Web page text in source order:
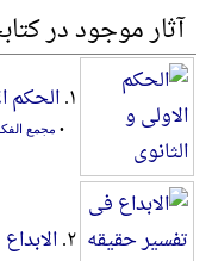
آثار موجود در
۱. الحکم
• مجمع
۲.